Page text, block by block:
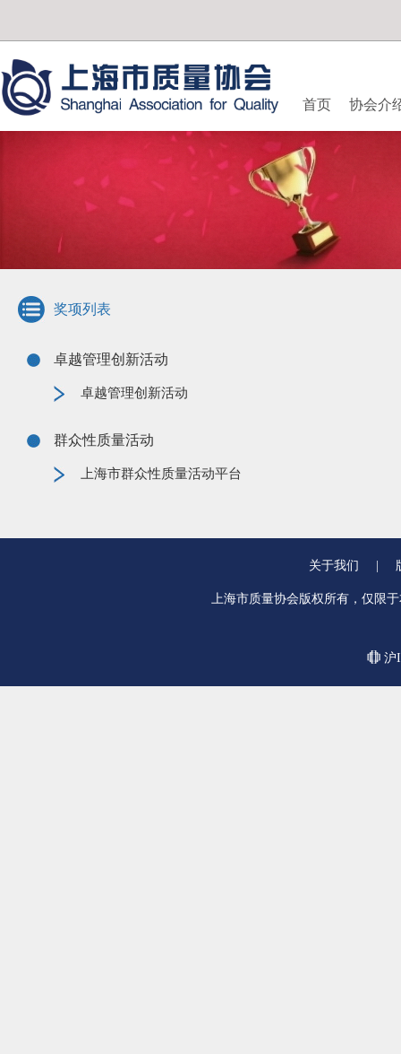
首页 协会介
奖项列表
卓越管理创新活动
卓越管理创新活动
群众性质量活动
上海市群众性质量活动平台
关于我们
上海市质量协会版权所有，仅限
沪